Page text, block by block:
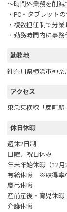
～時間外業務を削減
・PC・タブレット
・複数担任制で分
・勤務時間内に事
勤務地
神奈川県横浜市神奈
アクセス
東急東横線「反町駅
休日休暇
週休2日制
日曜、祝日休み
年末年始休暇（12月
有給休暇 ※取得率
慶弔休暇
産前産後・育児休
介護休暇